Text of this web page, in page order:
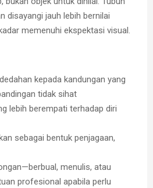
disayangi jauh lebih bernilai
memenuhi ekspektasi visual.
kepada kandungan yang
tidak sihat
lebih berempati terhadap diri
sebagai bentuk penjagaan,
menulis, atau
profesional apabila perlu